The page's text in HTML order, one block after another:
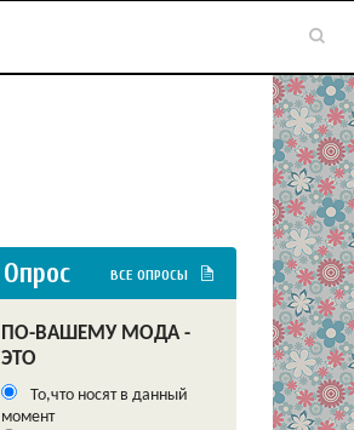
Опрос ВСЕ ОПРОСЫ
ПО-ВАШЕМУ МОДА -
ЭТО
То,что носят в данный
момент